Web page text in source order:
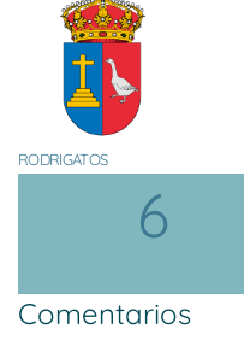
RODRIGATOS
6
Comentarios